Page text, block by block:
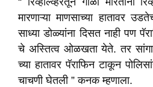
मारणाऱ्या माणसाच्या हातावर
साध्या डोळ्यांना दिसत नाही पण
चे अस्तित्व ओळखता येते. तर
च्या हातावर पॅराफिन टाकून
चाचणी घेतली ” कनक म्हणाला.